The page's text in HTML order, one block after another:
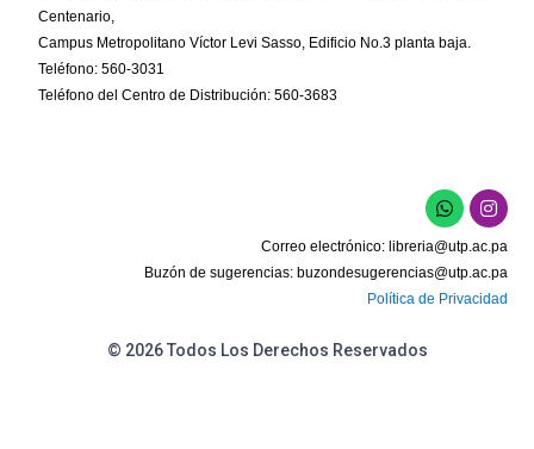
Centenario,
Campus Metropolitano Víctor Levi Sasso, Edificio No.3 planta baja.
Teléfono: 560-3031
Teléfono del Centro de Distribución: 560-3683
W
h
a
t
s
a
p
I
n
s
t
a
g
r
Correo electrónico: libreria@utp.ac.pa
Buzón de sugerencias: buzondesugerencias@utp.ac.pa
Política de Privacidad
© 2026 Todos Los Derechos Reservados